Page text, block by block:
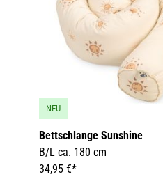
NEU
Bettschlange Sunshine
B/L ca. 180 cm
34,95 €*